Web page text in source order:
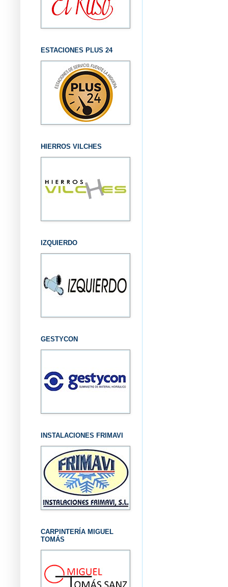
ESTACIONES PLUS 24
HIERROS VILCHES
IZQUIERDO
GESTYCON
INSTALACIONES FRIMAVI
CARPINTERÍA MIGUEL
TOMÁS